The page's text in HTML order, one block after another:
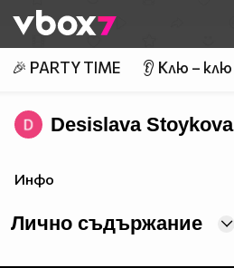
👾
🎉 PARTY TIME 👂 Клю – клю
Desislava Stoykova
Инфо
Лично съдържание